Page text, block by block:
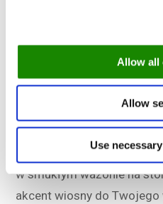
Allow all
Allow
Use
wielkanocnym w Twoim
ich własnej interpretacji
również pójść w kierunku
stworzyć brunch
wielkanocnymi z całego
wegetariańskiej sprawi, że
restauracji trafi do
w smukłym wazonie na
akcent wiosny do Twojego